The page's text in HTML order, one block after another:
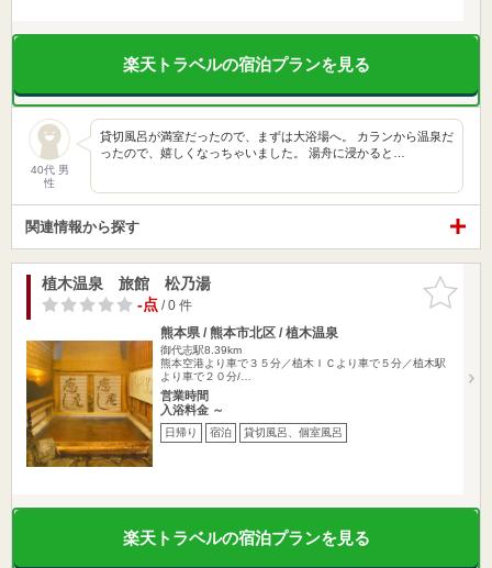
楽天トラベルの宿泊プランを見る
40代 男
性
貸切風呂が満室だったので、まずは大浴場へ。 カランから温泉だ
ったので、嬉しくなっちゃいました。 湯舟に浸かると…
関連情報から探す
お気に入
りに追加
植木温泉 旅館 松乃湯
-点/ 0 件
熊本県 / 熊本市北区 / 植木温泉
御代志駅8.39km
熊本空港より車で３５分／植木ＩＣより車で５分／植木駅
より車で２０分/…
営業時間
入浴料金 ～
日帰り 宿泊 貸切風呂、個室風呂
楽天トラベルの宿泊プランを見る